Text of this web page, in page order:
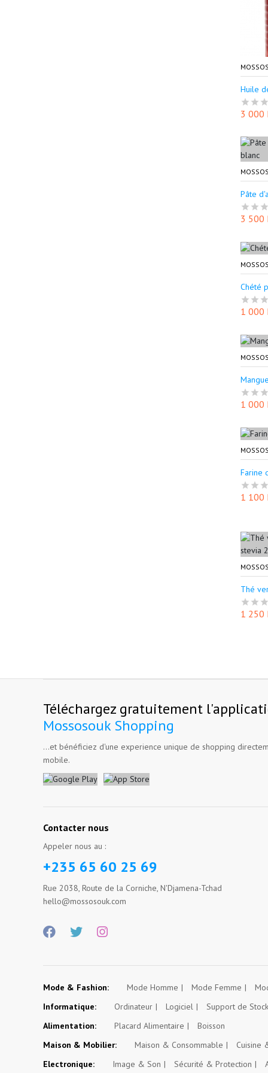
Huile
3 000
Pâte
3 500
Chété
1 000
1 000
Farine
1 100
Thé
1 250
Téléchargez gratuitement
Mossosouk Shopping
...et bénéficiez d'une experience unique de shopping
mobile.
Contacter nous
Appeler nous au :
+235 65 60 25 69
Rue 2038, Route de la Corniche, N'Djamena-Tchad
hello@mossosouk.com
Mode & Fashion: Mode Homme Mode Femme
Informatique:
Ordinateur Logiciel Support de
Alimentation:
Placard Alimentaire
Boisson
Maison & Mobilier:
Maison & Consommable
Cuisine
Electronique:
Image & Son Sécurité & Protection